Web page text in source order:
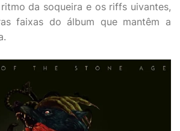
da soqueira e os riffs uivantes,
faixas do álbum que mantêm a